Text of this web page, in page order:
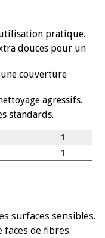
pratique.
douces pour un
couverture
agressifs.
standards.
1
1
surfaces sensibles.
faces de fibres.